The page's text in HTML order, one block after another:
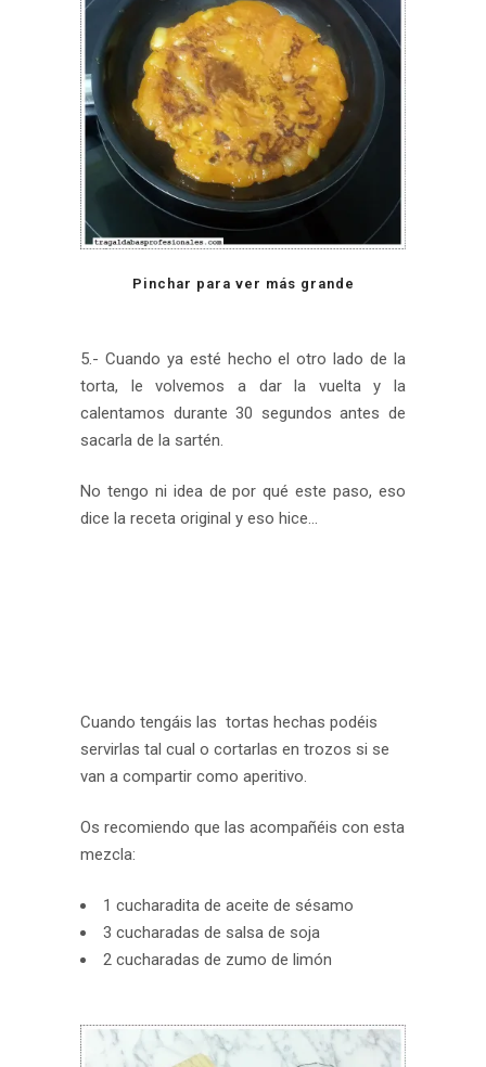
Pinchar para ver más grande
5.- Cuando ya esté hecho el otro lado de la
torta, le volvemos a dar la vuelta y la
calentamos durante 30 segundos antes de
sacarla de la sartén.
No tengo ni idea de por qué este paso, eso
dice la receta original y eso hice…
Cuando tengáis las tortas hechas podéis
servirlas tal cual o cortarlas en trozos si se
van a compartir como aperitivo.
Os recomiendo que las acompañéis con esta
mezcla:
1 cucharadita de aceite de sésamo
3 cucharadas de salsa de soja
2 cucharadas de zumo de limón